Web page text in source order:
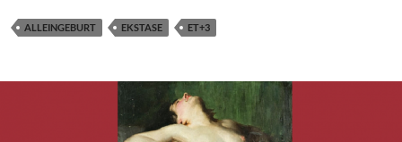
ALLEINGEBURT EKSTASE ET+3